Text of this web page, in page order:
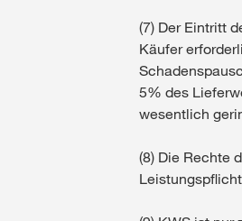
(7) Der Eintritt
Käufer
5% des
wesentlich
(8) Die Rechte